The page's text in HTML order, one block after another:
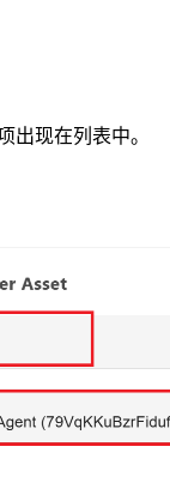
出现在列表中。